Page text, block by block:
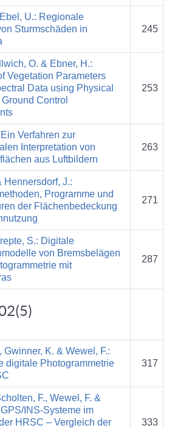
U.: Regionale
Sturmschäden in
245
O. & Ebner, H.:
Vegetation Parameters
Data using Physical
Control
253
Verfahren zur
Interpretation von
aus Luftbildern
263
Hennersdorf, J.:
Programme und
der Flächenbedeckung
271
S.: Digitale
von Bremsbelägen
mit
287
Gwinner, K. & Wewel, F.:
digitale Photogrammetrie
317
F., Wewel, F. &
INS-Systeme im
HRSC – Vergleich der
333